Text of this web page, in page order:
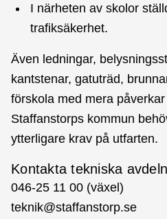
I närheten av skolor
trafiksäkerhet.
Även ledningar,
kantstenar, gatuträd,
förskola med mera
Staffanstorps kommun
ytterligare krav på utfarten.
Kontakta tekniska
046-25 11 00 (växel)
teknik@staffanstorp.se